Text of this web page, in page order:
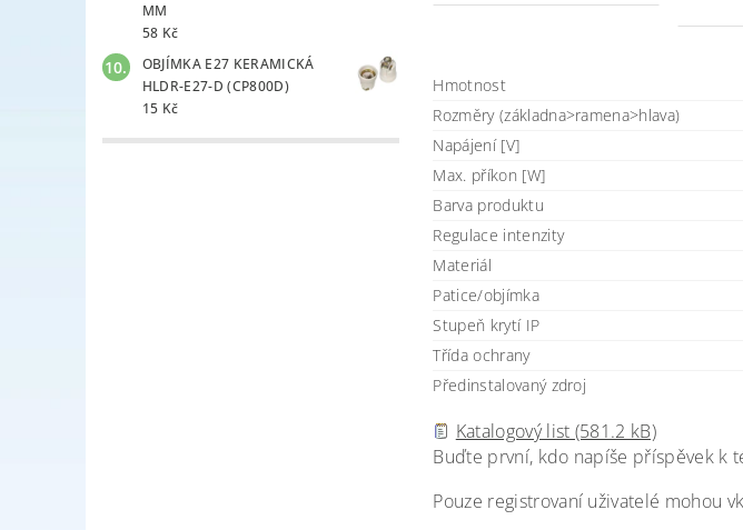
MM
58 Kč
OBJÍMKA E27 KERAMICKÁ
HLDR-E27-D (CP800D)
15 Kč
Hmotnost
Rozměry (základna>ramena>hlava)
Napájení [V]
Max. příkon [W]
Barva produktu
Regulace intenzity
Materiál
Patice/objímka
Stupeň krytí IP
Třída ochrany
Předinstalovaný zdroj
Katalogový list (581.2 kB)
Buďte první, kdo napíše příspěvek k
Pouze registrovaní uživatelé mohou